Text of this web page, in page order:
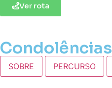
Ver rota
Condolências
SOBRE PERCURSO